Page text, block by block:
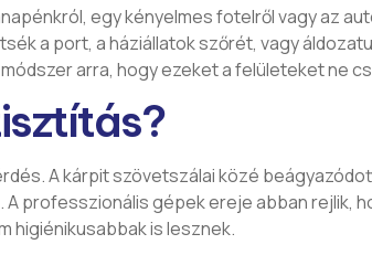
egy kényelmes fotelről vagy az
a port, a háziállatok szőrét, vagy
arra, hogy ezeket a felületeket ne
A kárpit szövetszálai közé
professzionális gépek ereje abban rejlik,
higiénikusabbak is lesznek.